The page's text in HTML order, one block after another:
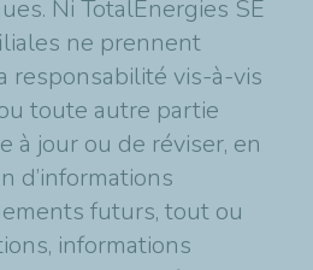
Ni TotalEnergies SE
ne prennent
responsabilité vis-à-vis
toute autre partie
à jour ou de réviser, en
d’informations
futurs, tout ou
informations